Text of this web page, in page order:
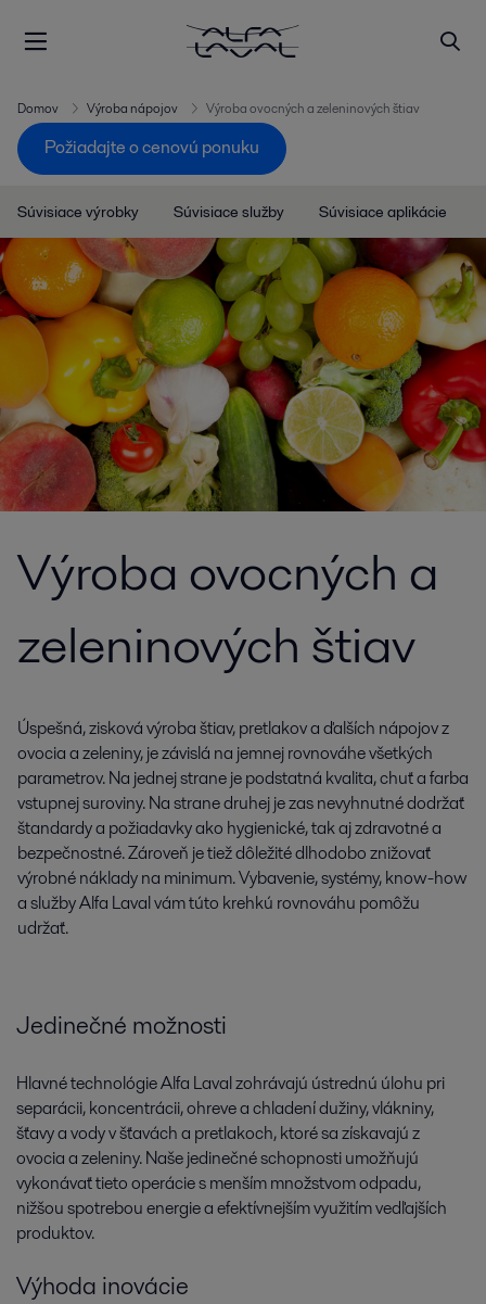
Domov Výroba nápojov Výroba ovocných a zeleninových štiav
Požiadajte o cenovú ponuku
Súvisiace výrobky Súvisiace služby Súvisiace aplikácie
Výroba ovocných a
zeleninových štiav
Úspešná, zisková výroba štiav, pretlakov a ďalších nápojov z
ovocia a zeleniny, je závislá na jemnej rovnováhe všetkých
parametrov. Na jednej strane je podstatná kvalita, chuť a farba
vstupnej suroviny. Na strane druhej je zas nevyhnutné dodržať
štandardy a požiadavky ako hygienické, tak aj zdravotné a
bezpečnostné. Zároveň je tiež dôležité dlhodobo znižovať
výrobné náklady na minimum. Vybavenie, systémy, know-how
a služby Alfa Laval vám túto krehkú rovnováhu pomôžu
udržať.
Jedinečné možnosti
Hlavné technológie Alfa Laval zohrávajú ústrednú úlohu pri
separácii, koncentrácii, ohreve a chladení dužiny, vlákniny,
šťavy a vody v šťavách a pretlakoch, ktoré sa získavajú z
ovocia a zeleniny. Naše jedinečné schopnosti umožňujú
vykonávať tieto operácie s menším množstvom odpadu,
nižšou spotrebou energie a efektívnejším využitím vedľajších
produktov.
Výhoda inovácie